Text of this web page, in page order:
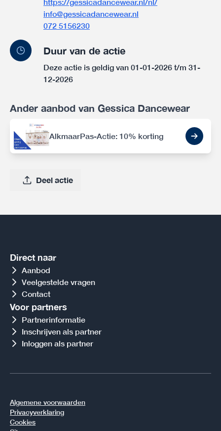
info@gessicadancewear.nl
072 5156230
Duur van de actie
Deze actie is geldig van 01-01-2026 t/m 31-
12-2026
Ander aanbod van Gessica Dancewear
AlkmaarPas-Actie: 10% korting
Deel actie
Direct naar
Aanbod
Veelgestelde vragen
Contact
Voor partners
Partnerinformatie
Inschrijven als partner
Inloggen als partner
Algemene voorwaarden
Privacyverklaring
Cookies